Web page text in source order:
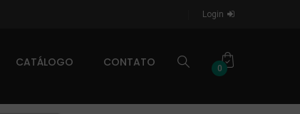
Login
CATÁLOGO CONTATO 0